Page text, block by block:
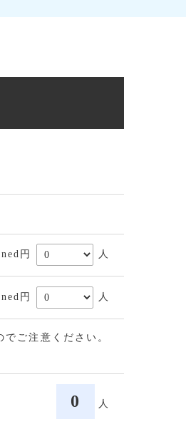
円 人
円 人
ご注意ください。
0 人